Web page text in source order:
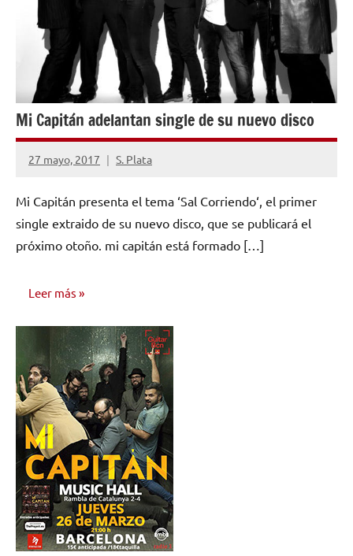
Mi Capitán adelantan single de su nuevo disco
27 mayo, 2017 S. Plata
No
comentarios
Mi Capitán presenta el tema ‘Sal Corriendo‘, el primer
single extraido de su nuevo disco, que se publicará el
próximo otoño. mi capitán está formado […]
Leer más
NOTICIAS